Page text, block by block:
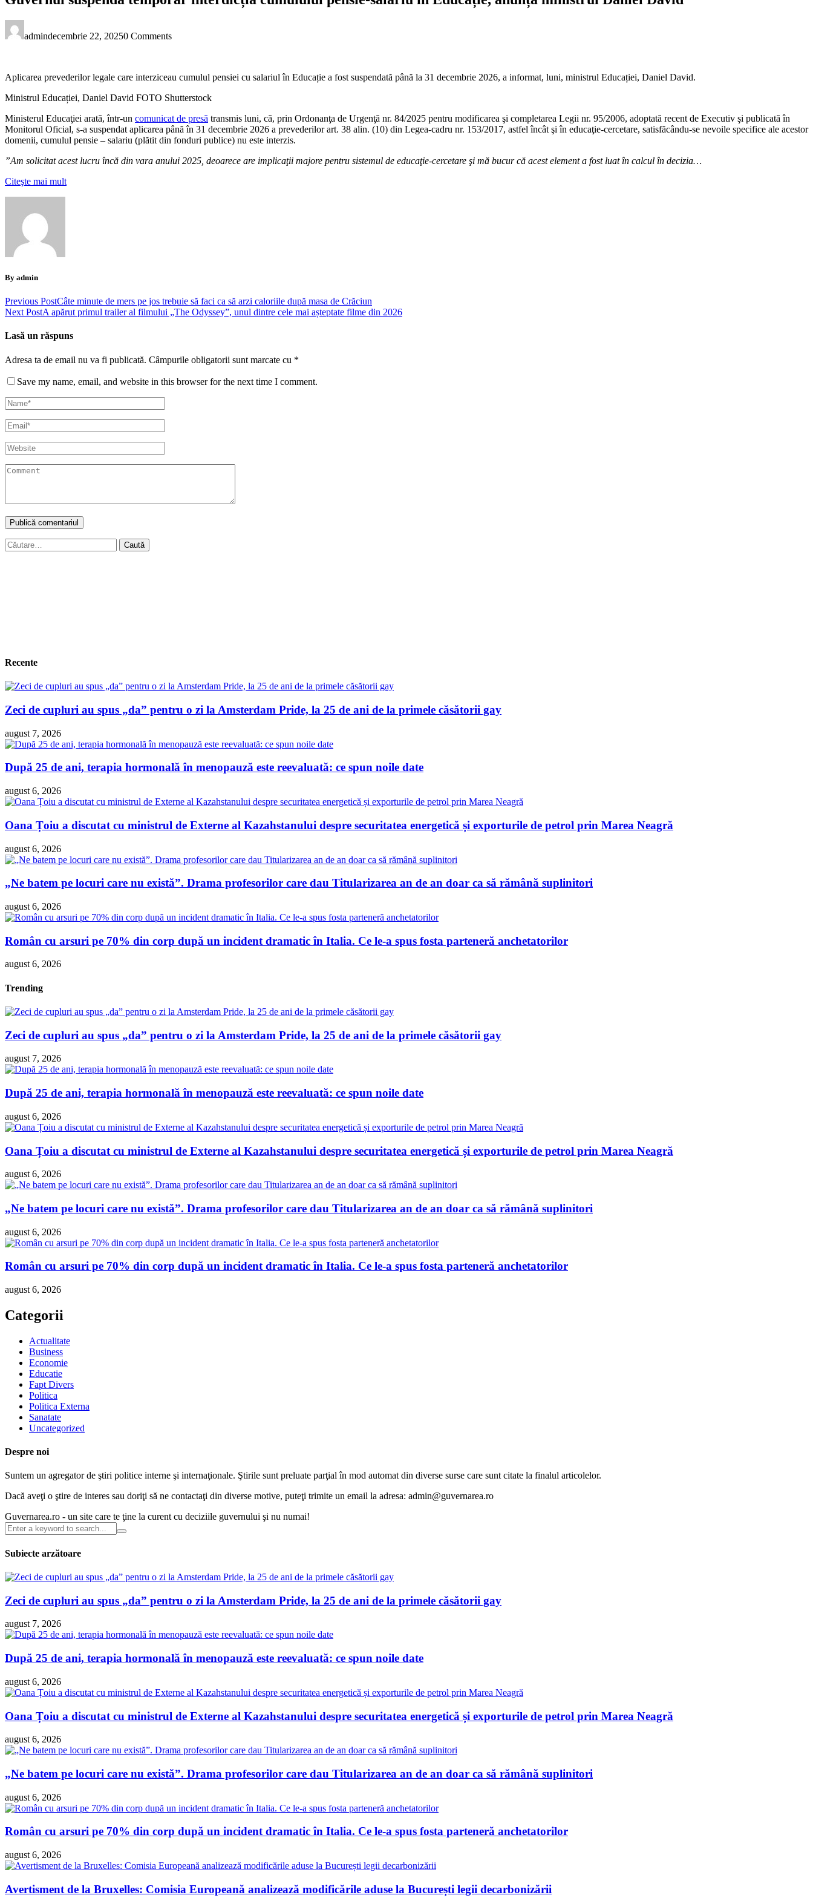
admindecembrie 22, 20250 Comments
Aplicarea prevederilor legale care interziceau cumulul pensiei cu salariul în Educație a fost suspendată până la 31 decembrie 2026, a informat, luni, ministrul Educației, Daniel David.
Ministrul Educației, Daniel David FOTO Shutterstock
Ministerul Educaţiei arată, într-un comunicat de presă transmis luni, că, prin Ordonanţa de Urgenţă nr. 84/2025 pentru modificarea şi completarea Legii nr. 95/2006, adoptată recent de Executiv şi publicată în
Monitorul Oficial, s-a suspendat aplicarea până în 31 decembrie 2026 a prevederilor art. 38 alin. (10) din Legea-cadru nr. 153/2017, astfel încât şi în educaţie-cercetare, satisfăcându-se nevoile specifice ale acestor
domenii, cumulul pensie – salariu (plătit din fonduri publice) nu este interzis.
”Am solicitat acest lucru încă din vara anului 2025, deoarece are implicaţii majore pentru sistemul de educaţie-cercetare şi mă bucur că acest element a fost luat în calcul în decizia…
Citeşte mai mult
By admin
Previous PostCâte minute de mers pe jos trebuie să faci ca să arzi caloriile după masa de Crăciun
Next PostA apărut primul trailer al filmului „The Odyssey”, unul dintre cele mai așteptate filme din 2026
Lasă un răspuns
Adresa ta de email nu va fi publicată. Câmpurile obligatorii sunt marcate cu *
Save my name, email, and website in this browser for the next time I comment.
Caută
după:
Recente
Zeci de cupluri au spus „da” pentru o zi la Amsterdam Pride, la 25 de ani de la primele căsătorii gay
august 7, 2026
După 25 de ani, terapia hormonală în menopauză este reevaluată: ce spun noile date
august 6, 2026
Oana Țoiu a discutat cu ministrul de Externe al Kazahstanului despre securitatea energetică și exporturile de petrol prin Marea Neagră
august 6, 2026
„Ne batem pe locuri care nu există”. Drama profesorilor care dau Titularizarea an de an doar ca să rămână suplinitori
august 6, 2026
Român cu arsuri pe 70% din corp după un incident dramatic în Italia. Ce le-a spus fosta parteneră anchetatorilor
august 6, 2026
Trending
Zeci de cupluri au spus „da” pentru o zi la Amsterdam Pride, la 25 de ani de la primele căsătorii gay
august 7, 2026
După 25 de ani, terapia hormonală în menopauză este reevaluată: ce spun noile date
august 6, 2026
Oana Țoiu a discutat cu ministrul de Externe al Kazahstanului despre securitatea energetică și exporturile de petrol prin Marea Neagră
august 6, 2026
„Ne batem pe locuri care nu există”. Drama profesorilor care dau Titularizarea an de an doar ca să rămână suplinitori
august 6, 2026
Român cu arsuri pe 70% din corp după un incident dramatic în Italia. Ce le-a spus fosta parteneră anchetatorilor
august 6, 2026
Categorii
Actualitate
Business
Economie
Educatie
Fapt Divers
Politica
Politica Externa
Sanatate
Uncategorized
Despre noi
Suntem un agregator de ştiri politice interne şi internaţionale. Ştirile sunt preluate parţial în mod automat din diverse surse care sunt citate la finalul articolelor.
Dacă aveţi o ştire de interes sau doriţi să ne contactaţi din diverse motive, puteţi trimite un email la adresa: admin@guvernarea.ro
Guvernarea.ro - un site care te ţine la curent cu deciziile guvernului şi nu numai!
Subiecte arzătoare
Zeci de cupluri au spus „da” pentru o zi la Amsterdam Pride, la 25 de ani de la primele căsătorii gay
august 7, 2026
După 25 de ani, terapia hormonală în menopauză este reevaluată: ce spun noile date
august 6, 2026
Oana Țoiu a discutat cu ministrul de Externe al Kazahstanului despre securitatea energetică și exporturile de petrol prin Marea Neagră
august 6, 2026
„Ne batem pe locuri care nu există”. Drama profesorilor care dau Titularizarea an de an doar ca să rămână suplinitori
august 6, 2026
Român cu arsuri pe 70% din corp după un incident dramatic în Italia. Ce le-a spus fosta parteneră anchetatorilor
august 6, 2026
Avertisment de la Bruxelles: Comisia Europeană analizează modificările aduse la București legii decarbonizării